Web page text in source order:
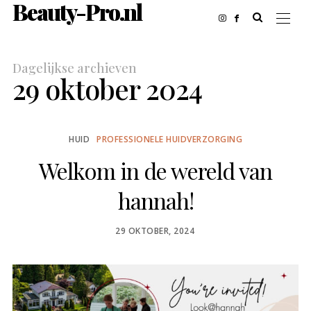
Beauty-Pro.nl
Dagelijkse archieven
29 oktober 2024
HUID PROFESSIONELE HUIDVERZORGING
Welkom in de wereld van
hannah!
POSTED
29 OKTOBER, 2024